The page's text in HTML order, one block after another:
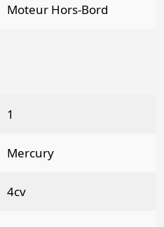
Moteur Hors-Bord
1
Mercury
4cv